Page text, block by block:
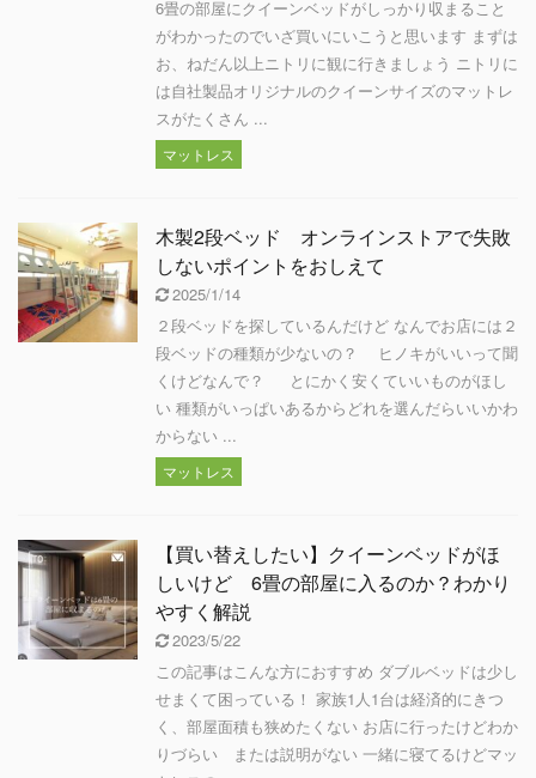
6畳の部屋にクイーンベッドがしっかり収まること
がわかったのでいざ買いにいこうと思います まずは
お、ねだん以上ニトリに観に行きましょう ニトリに
は自社製品オリジナルのクイーンサイズのマットレ
スがたくさん ...
マットレス
木製2段ベッド オンラインストアで失敗
しないポイントをおしえて
2025/1/14
２段ベッドを探しているんだけど なんでお店には２
段ベッドの種類が少ないの？ ヒノキがいいって聞
くけどなんで？ とにかく安くていいものがほし
い 種類がいっぱいあるからどれを選んだらいいかわ
からない ...
マットレス
【買い替えしたい】クイーンベッドがほ
しいけど 6畳の部屋に入るのか？わかり
やすく解説
2023/5/22
この記事はこんな方におすすめ ダブルベッドは少し
せまくて困っている！ 家族1人1台は経済的にきつ
く、部屋面積も狭めたくない お店に行ったけどわか
りづらい または説明がない 一緒に寝てるけどマッ